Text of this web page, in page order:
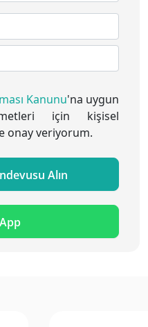
Kanunu'na uygun
için kişisel
onay veriyorum.
Alın